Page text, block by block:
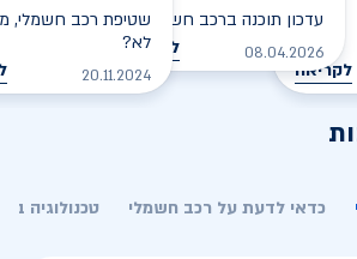
לקריאה
עדכון תוכנה ברכב חשמלי
08.04.2026 לקריאה
שטיפת רכב חשמלי,
לא?
20.11.2024
כדאי לדעת על רכב חשמלי טכנולוגיה